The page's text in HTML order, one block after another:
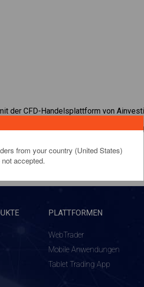
der CFD-Handelsplattform von
. Erhalten Sie Echtzeit-Preise
klicken Sie hier
PLATTFORMEN
WebTrader
Mobile Anwendungen
Tablet Trading App
from your country (United States)
not accepted.